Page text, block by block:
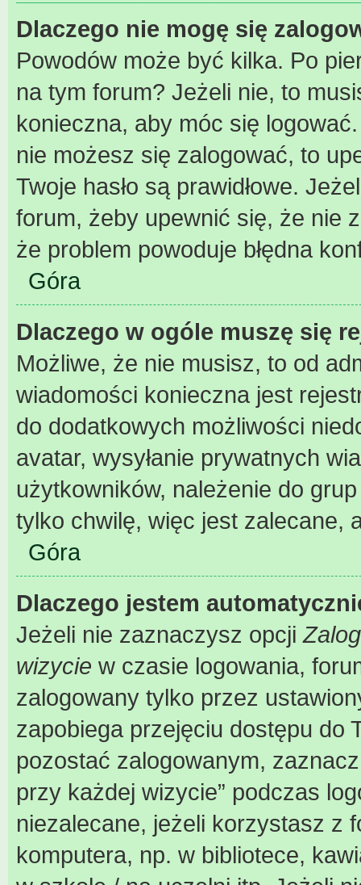
Dlaczego nie mogę się
Powodów może być kilka. Po
na tym forum? Jeżeli nie, to
konieczna, aby móc się
nie możesz się zalogować, to
Twoje hasło są prawidłowe.
forum, żeby upewnić się, że nie
że problem powoduje błędna
Góra
Dlaczego w ogóle muszę się
Możliwe, że nie musisz, to od
wiadomości konieczna jest
do dodatkowych możliwości
avatar, wysyłanie prywatnych
użytkowników, należenie do
tylko chwilę, więc jest zalecane,
Góra
Dlaczego jestem
Jeżeli nie zaznaczysz opcji
wizycie w czasie logowania,
zalogowany tylko przez
zapobiega przejęciu dostępu do
pozostać zalogowanym,
przy każdej wizycie” podczas
niezalecane, jeżeli korzystasz z
komputera, np. w bibliotece,